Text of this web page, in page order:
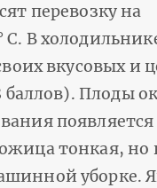
перевозку на
В
вкусовых
баллов). Плоды
тонкая, но
уборке.